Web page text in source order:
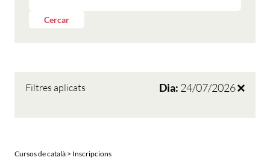
Cercar
Filtres aplicats Dia: 24/07/2026
Cursos de català > Inscripcions